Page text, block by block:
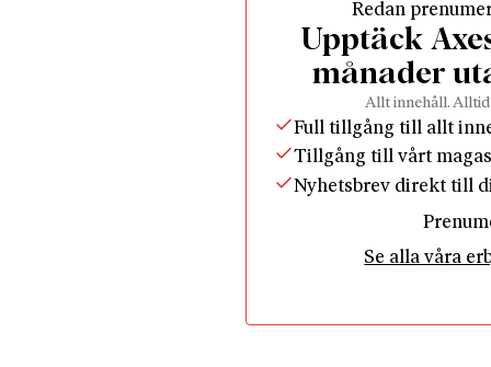
Redan
Upptäck
månader
Allt innehåll.
Full tillgång till allt
Tillgång till vårt
Nyhetsbrev direkt till
Se alla våra